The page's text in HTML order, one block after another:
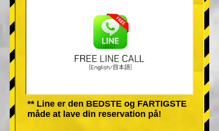
** Line er den BEDSTE og FARTIGSTE
måde at lave din reservation på!